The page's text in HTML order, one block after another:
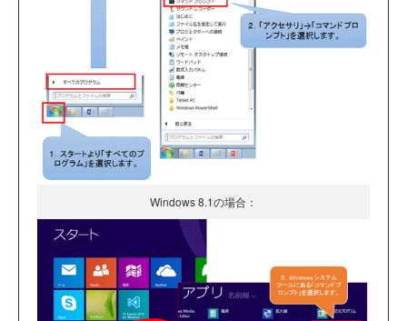
Windows 8.1の場合：